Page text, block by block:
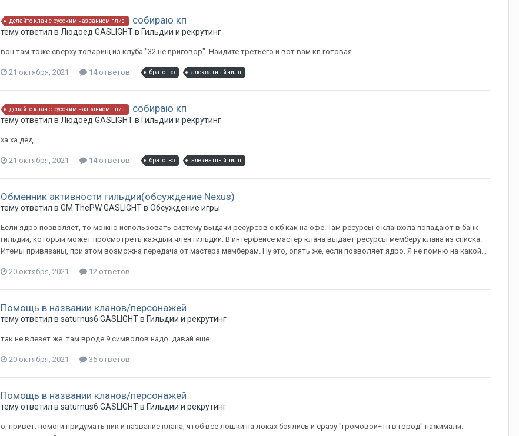
делайте клан с русским названием плиз собираю кп
тему ответил в Людоед GASLIGHTв Гильдии и рекрутинг
вон там тоже сверху товарищ из клуба "32 не приговор". Найдите третьего и вот вам кп готовая.
21 октября, 2021 14 ответов братство адекватный чилл
делайте клан с русским названием плиз собираю кп
тему ответил в Людоед GASLIGHTв Гильдии и рекрутинг
ха ха дед
21 октября, 2021 14 ответов братство адекватный чилл
Обменник активности гильдии(обсуждение Nexus)
тему ответил в GM ThePWGASLIGHTв Обсуждение игры
Если ядро позволяет, то можно использовать систему выдачи ресурсов с кб как на офе. Там ресурсы с кланхола попадают в банк
гильдии, который может просмотреть каждый член гильдии. В интерфейсе мастер клана выдает ресурсы мемберу клана из списка.
Итемы привязаны, при этом возможна передача от мастера мемберам. Ну это, опять же, если позволяет ядро. Я не помню на какой...
20 октября, 2021 12 ответов
Помощь в названии кланов/персонажей
тему ответил в saturnus6 GASLIGHTв Гильдии и рекрутинг
так не влезет же. там вроде 9 символов надо. давай еще
20 октября, 2021 35 ответов
Помощь в названии кланов/персонажей
тему ответил в saturnus6 GASLIGHTв Гильдии и рекрутинг
о, привет. помоги придумать ник и название клана, чтоб все лошки на локах боялись и сразу "громовой+тп в город" нажимали.